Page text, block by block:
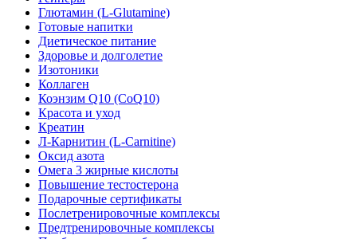
Глютамин (L-Glutamine)
Готовые напитки
Диетическое питание
Здоровье и долголетие
Изотоники
Коллаген
Коэнзим Q10 (CoQ10)
Красота и уход
Креатин
Л-Карнитин (L-Сarnitine)
Оксид азота
Омега 3 жирные кислоты
Повышение тестостерона
Подарочные сертификаты
Послетренировочные комплексы
Предтренировочные комплексы